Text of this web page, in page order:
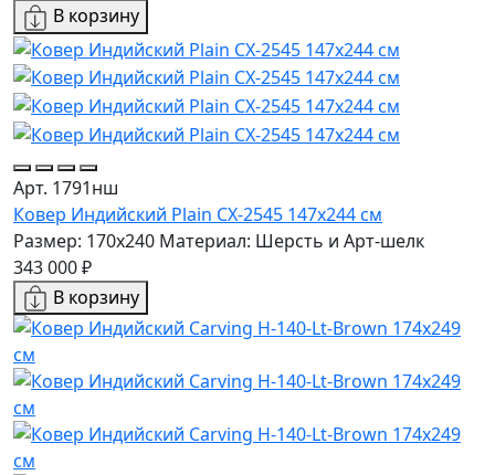
В корзину
Арт. 1791нш
Ковер Индийский Plain CX-2545 147x244 см
Размер: 170x240 Материал: Шерсть и Арт-шелк
343 000 ₽
В корзину